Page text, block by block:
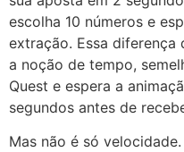
escolha 10 números e
extração. Essa
a noção de tempo,
Quest e espera a
segundos antes de
Mas não é só